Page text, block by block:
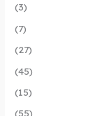
(3)
(7)
(27)
(45)
(15)
(55)